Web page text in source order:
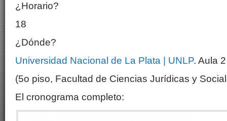
¿Horario?
18
¿Dónde?
Universidad Nacional de La Plata | UNLP. Aula
(5o piso, Facultad de Ciencias Jurídicas y
El cronograma completo: